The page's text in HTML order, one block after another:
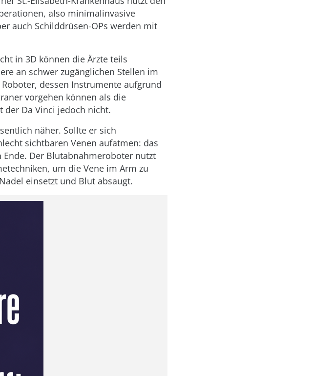
also minimalinvasive
auch Schilddrüsen-OPs werden mit
in 3D können die Ärzte teils
an schwer zugänglichen Stellen im
dessen Instrumente aufgrund
vorgehen können als die
der Da Vinci jedoch nicht.
näher. Sollte er sich
sichtbaren Venen aufatmen: das
Der Blutabnahmeroboter nutzt
um die Vene im Arm zu
einsetzt und Blut absaugt.